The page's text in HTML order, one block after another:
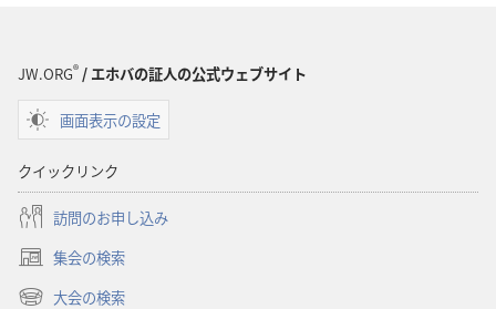
JW.ORG®/ エホバの証人の公式ウェブサイト
画面表示の設定
クイックリンク
訪問のお申し込み
集会の検索
（新
し
大会の検索